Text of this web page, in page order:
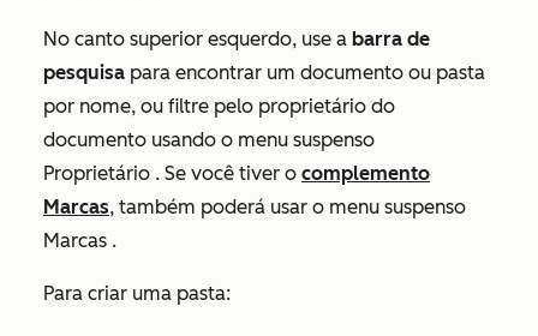
No canto superior esquerdo, use a barra de
pesquisa para encontrar um documento ou pasta
por nome, ou filtre pelo proprietário do
documento usando o menu suspenso
Proprietário . Se você tiver o complemento
Marcas, também poderá usar o menu suspenso
Marcas .
Para criar uma pasta: